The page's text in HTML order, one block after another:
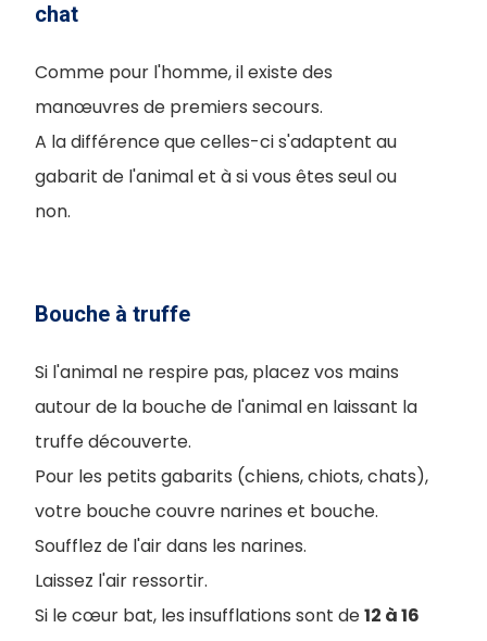
chat
Comme pour l'homme, il existe des
manœuvres de premiers secours.
A la différence que celles-ci s'adaptent au
gabarit de l'animal et à si vous êtes seul ou
non.
Bouche à truffe
Si l'animal ne respire pas, placez vos mains
autour de la bouche de l'animal en laissant la
truffe découverte.
Pour les petits gabarits (chiens, chiots, chats),
votre bouche couvre narines et bouche.
Soufflez de l'air dans les narines.
Laissez l'air ressortir.
Si le cœur bat, les insufflations sont de12 à 16